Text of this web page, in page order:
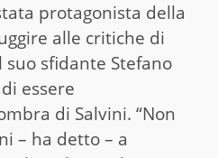
protagonista della
alle critiche di
sfidante Stefano
essere
di Salvini. “Non
– ha detto – a